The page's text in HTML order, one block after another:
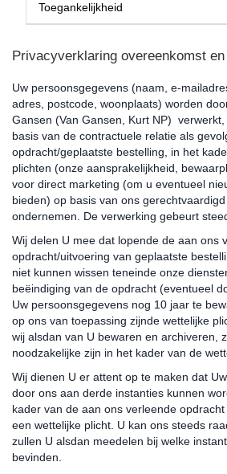
Toegankelijkheid
Privacyverklaring overeenkomst
Uw persoonsgegevens (naam, e-
adres, postcode, woonplaats) worden
Gansen (Van Gansen, Kurt NP)
basis van de contractuele relatie als
opdracht/geplaatste bestelling, in het
plichten (onze aansprakelijkheid,
voor direct marketing (om u eventueel
bieden) op basis van ons
ondernemen. De verwerking gebeurt
Wij delen U mee dat lopende de aan ons
opdracht/uitvoering van geplaatste
niet kunnen wissen teneinde onze
beëindiging van de opdracht (eventueel
Uw persoonsgegevens nog 10 jaar te
op ons van toepassing zijnde wettelijke
wij alsdan van U bewaren en archiveren,
noodzakelijke zijn in het kader van de
Wij dienen U er attent op te maken dat
door ons aan derde instanties kunnen
kader van de aan ons verleende
een wettelijke plicht. U kan ons steeds
zullen U alsdan meedelen bij welke
bevinden.